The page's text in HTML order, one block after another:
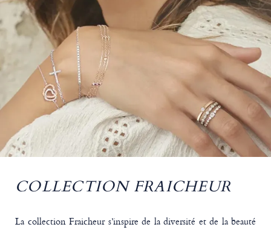
COLLECTION FRAICHEUR
La collection Fraicheur s’inspire de la diversité et de la beauté